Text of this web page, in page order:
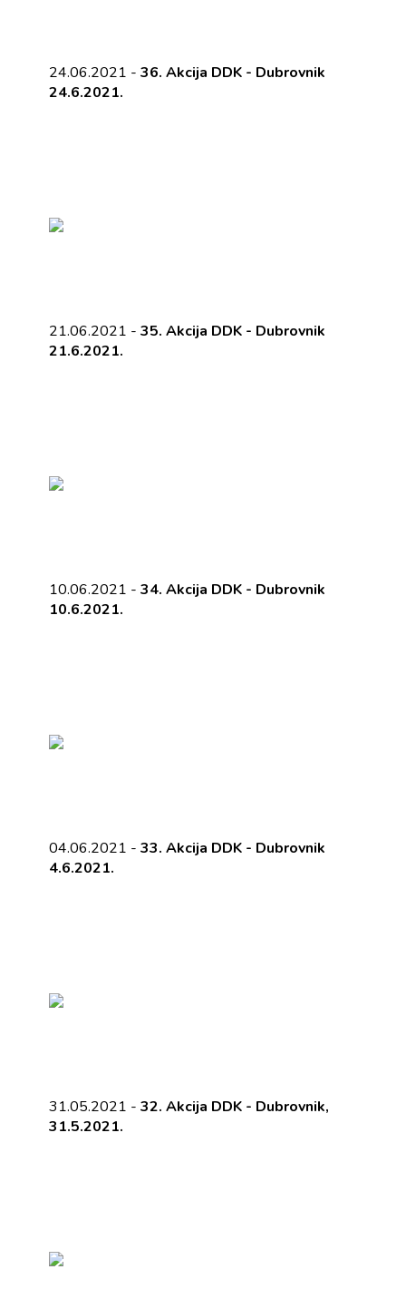
24.06.2021 - 36. Akcija DDK - Dubrovnik
24.6.2021.
21.06.2021 - 35. Akcija DDK - Dubrovnik
21.6.2021.
10.06.2021 - 34. Akcija DDK - Dubrovnik
10.6.2021.
04.06.2021 - 33. Akcija DDK - Dubrovnik
4.6.2021.
31.05.2021 - 32. Akcija DDK - Dubrovnik,
31.5.2021.